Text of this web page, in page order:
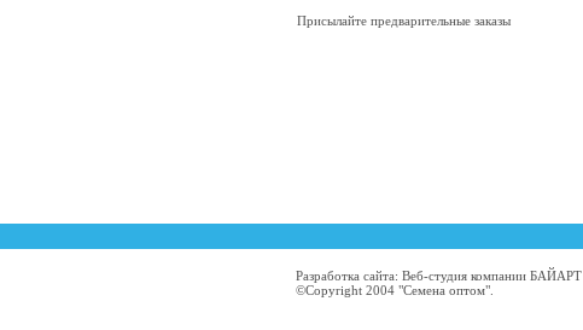
Присылайте предварительные заказы
Разработка сайта: Веб-студия компании БАЙАРТ
©Copyright 2004 "Семена оптом".